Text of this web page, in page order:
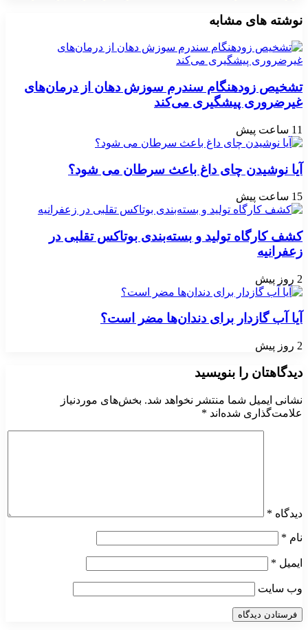
نوشته های مشابه
تشخیص زودهنگام سندرم سوزش دهان از درمان‌های
غیرضروری پیشگیری می‌کند
11 ساعت پیش
آیا نوشیدن چای داغ باعث سرطان می شود؟
15 ساعت پیش
کشف کارگاه تولید و بسته‌بندی بوتاکس تقلبی در
زعفرانیه
2 روز پیش
آیا آب گازدار برای دندان‌ها مضر است؟
2 روز پیش
دیدگاهتان را بنویسید
نشانی ایمیل شما منتشر نخواهد شد. بخش‌های موردنیاز
علامت‌گذاری شده‌اند *
دیدگاه *
نام *
ایمیل *
وب‌ سایت